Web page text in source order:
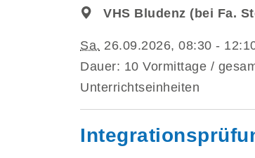
VHS Bludenz (bei Fa.
Sa. 26.09.2026, 08:30 -
Dauer: 10 Vormittage /
Unterrichtseinheiten